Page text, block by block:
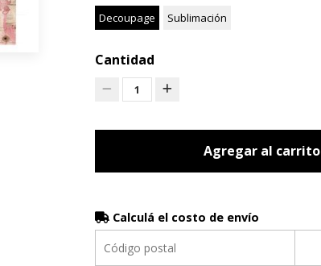
Decoupage Sublimación
Cantidad
1
Agregar al carrito
Calculá el costo de envío